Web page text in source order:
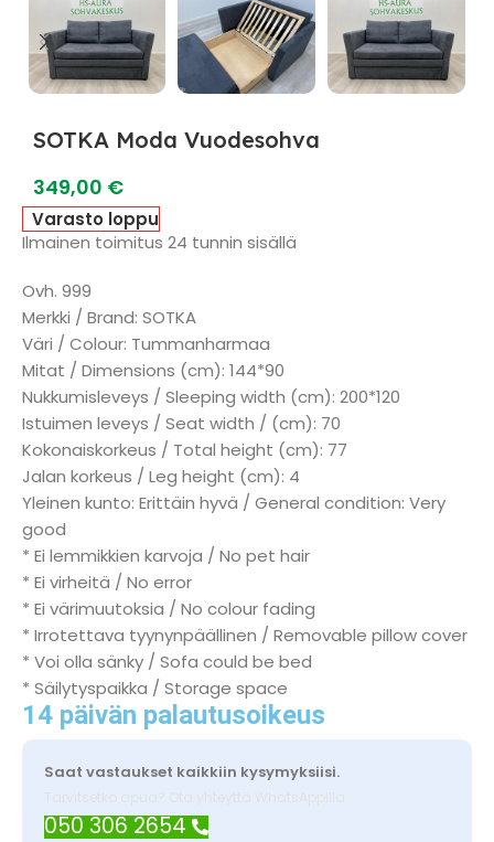
SOTKA Moda Vuodesohva
349,00 €
Varasto loppu
Ilmainen toimitus 24 tunnin sisällä
Ovh. 999
Merkki / Brand: SOTKA
Väri / Colour: Tummanharmaa
Mitat / Dimensions (cm): 144*90
Nukkumisleveys / Sleeping width (cm): 200*120
Istuimen leveys / Seat width / (cm): 70
Kokonaiskorkeus / Total height (cm): 77
Jalan korkeus / Leg height (cm): 4
Yleinen kunto: Erittäin hyvä / General condition: Very
good
* Ei lemmikkien karvoja / No pet hair
* Ei virheitä / No error
* Ei värimuutoksia / No colour fading
* Irrotettava tyynynpäällinen / Removable pillow cover
* Voi olla sänky / Sofa could be bed
* Säilytyspaikka / Storage space
14 päivän palautusoikeus
Saat vastaukset kaikkiin kysymyksiisi.
Tarvitsetko apua? Ota yhteyttä WhatsAppilla
050 306 2654